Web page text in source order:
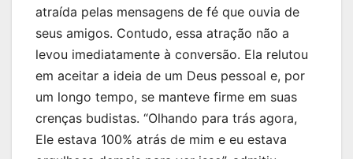
atraída pelas mensagens de fé que ouvia de
seus amigos. Contudo, essa atração não a
levou imediatamente à conversão. Ela relutou
em aceitar a ideia de um Deus pessoal e, por
um longo tempo, se manteve firme em suas
crenças budistas. “Olhando para trás agora,
Ele estava 100% atrás de mim e eu estava